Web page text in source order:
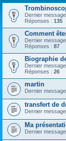
Dernier
Réponses : 135
Comment
Dernier
Réponses : 87
Biographie
Dernier
Réponses : 26
martin
Dernier
transfert de
Dernier
Ma
Dernier